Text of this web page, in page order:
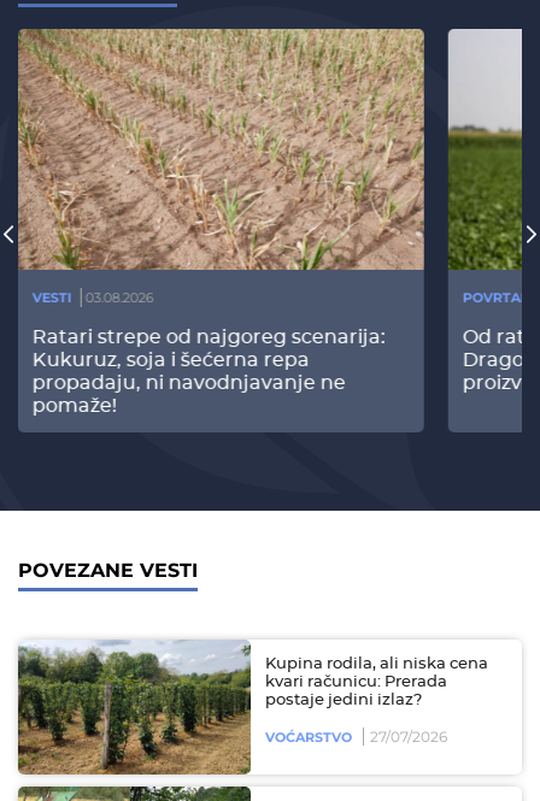
VESTI 03.08.2026
Ratari strepe od najgoreg scenarija:
Kukuruz, soja i šećerna repa
propadaju, ni navodnjavanje ne
pomaže!
Od
POVEZANE VESTI
Kupina rodila, ali niska cena
kvari računicu: Prerada
postaje jedini izlaz?
VOĆARSTVO 27/07/2026